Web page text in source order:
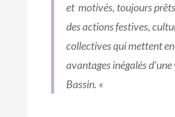
et motivés, toujours
des actions festives,
collectives qui mettent
avantages inégalés d’une
Bassin. «